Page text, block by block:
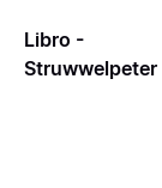
Libro -
Struwwelpeter